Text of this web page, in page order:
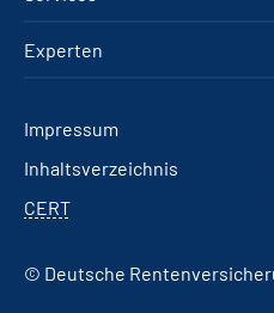
Experten
Impressum
Inhaltsverzeichnis
CERT
© Deutsche